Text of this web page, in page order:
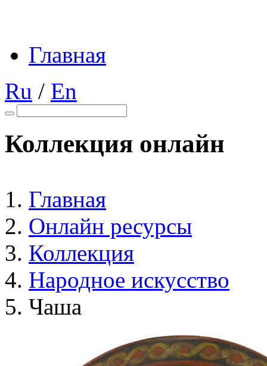
Главная
Ru / En
Коллекция онлайн
Главная
Онлайн ресурсы
Коллекция
Народное искусство
Чаша